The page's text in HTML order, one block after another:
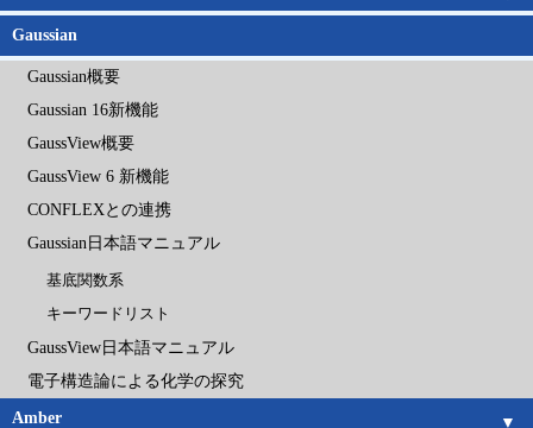
CONFLEX DOCK
アルゴリズム
チュートリアルムービー
価格表
Gaussian
Gaussian概要
Gaussian 16新機能
GaussView概要
GaussView 6 新機能
CONFLEXとの連携
Gaussian日本語マニュアル
基底関数系
キーワードリスト
GaussView日本語マニュアル
電子構造論による化学の探究
Amber